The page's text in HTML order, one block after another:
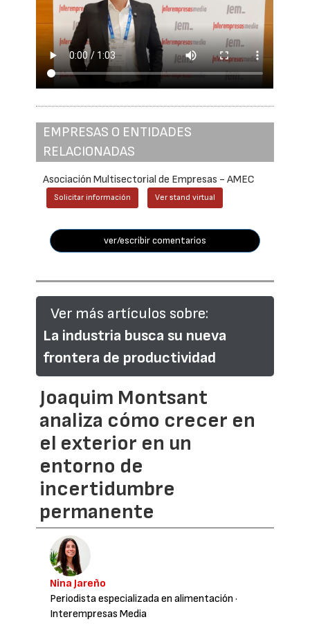
EMPRESAS O ENTIDADES
RELACIONADAS
Asociación Multisectorial de Empresas - AMEC
Solicitar información Ver stand virtual
ver/escribir comentarios
Ver más artículos sobre:
La industria busca su nueva
frontera de productividad
Joaquim Montsant
analiza cómo crecer en
el exterior en un
entorno de
incertidumbre
permanente
Nina Jareño
Periodista especializada en alimentación ·
Interempresas Media